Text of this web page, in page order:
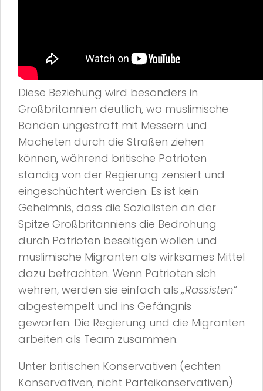
Diese Beziehung wird besonders in
Großbritannien deutlich, wo muslimische
Banden ungestraft mit Messern und
Macheten durch die Straßen ziehen
können, während britische Patrioten
ständig von der Regierung zensiert und
eingeschüchtert werden. Es ist kein
Geheimnis, dass die Sozialisten an der
Spitze Großbritanniens die Bedrohung
durch Patrioten beseitigen wollen und
muslimische Migranten als wirksames Mittel
dazu betrachten. Wenn Patrioten sich
wehren, werden sie einfach als „Rassisten“
abgestempelt und ins Gefängnis
geworfen. Die Regierung und die Migranten
arbeiten als Team zusammen.
Unter britischen Konservativen (echten
Konservativen, nicht Parteikonservativen)